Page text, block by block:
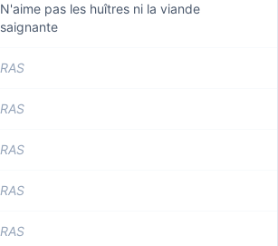
N'aime pas les huîtres ni la viande
saignante
RAS
RAS
RAS
RAS
RAS